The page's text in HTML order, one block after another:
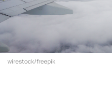
wirestock/freepik